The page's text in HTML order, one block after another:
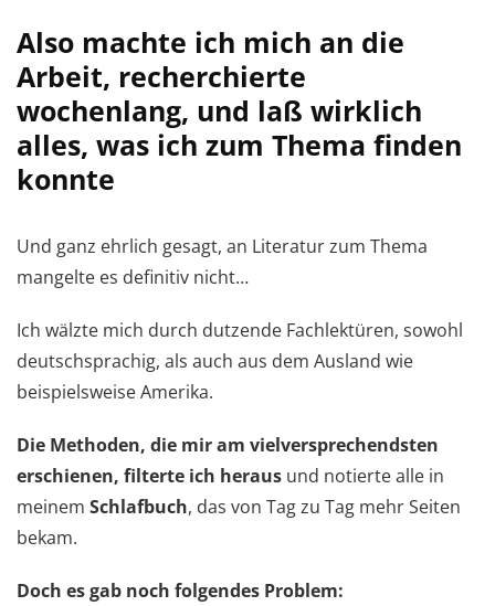
Also machte ich mich an die
Arbeit, recherchierte
wochenlang, und laß wirklich
alles, was ich zum Thema finden
konnte
Und ganz ehrlich gesagt, an Literatur zum Thema
mangelte es definitiv nicht…
Ich wälzte mich durch dutzende Fachlektüren, sowohl
deutschsprachig, als auch aus dem Ausland wie
beispielsweise Amerika.
Die Methoden, die mir am vielversprechendsten
erschienen, filterte ich heraus und notierte alle in
meinem Schlafbuch, das von Tag zu Tag mehr Seiten
bekam.
Doch es gab noch folgendes Problem: